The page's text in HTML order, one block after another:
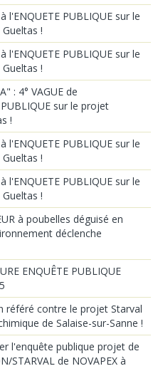
l'ENQUETE PUBLIQUE sur le
!
l'ENQUETE PUBLIQUE sur le
!
: 4° VAGUE de
sur le projet
!
l'ENQUETE PUBLIQUE sur le
!
l'ENQUETE PUBLIQUE sur le
!
à poubelles déguisé en
déclenche
ENQUÊTE PUBLIQUE
référé contre le projet Starval
de Salaise-sur-Sanne !
l'enquête publique projet de
STARVAL de NOVAPEX à